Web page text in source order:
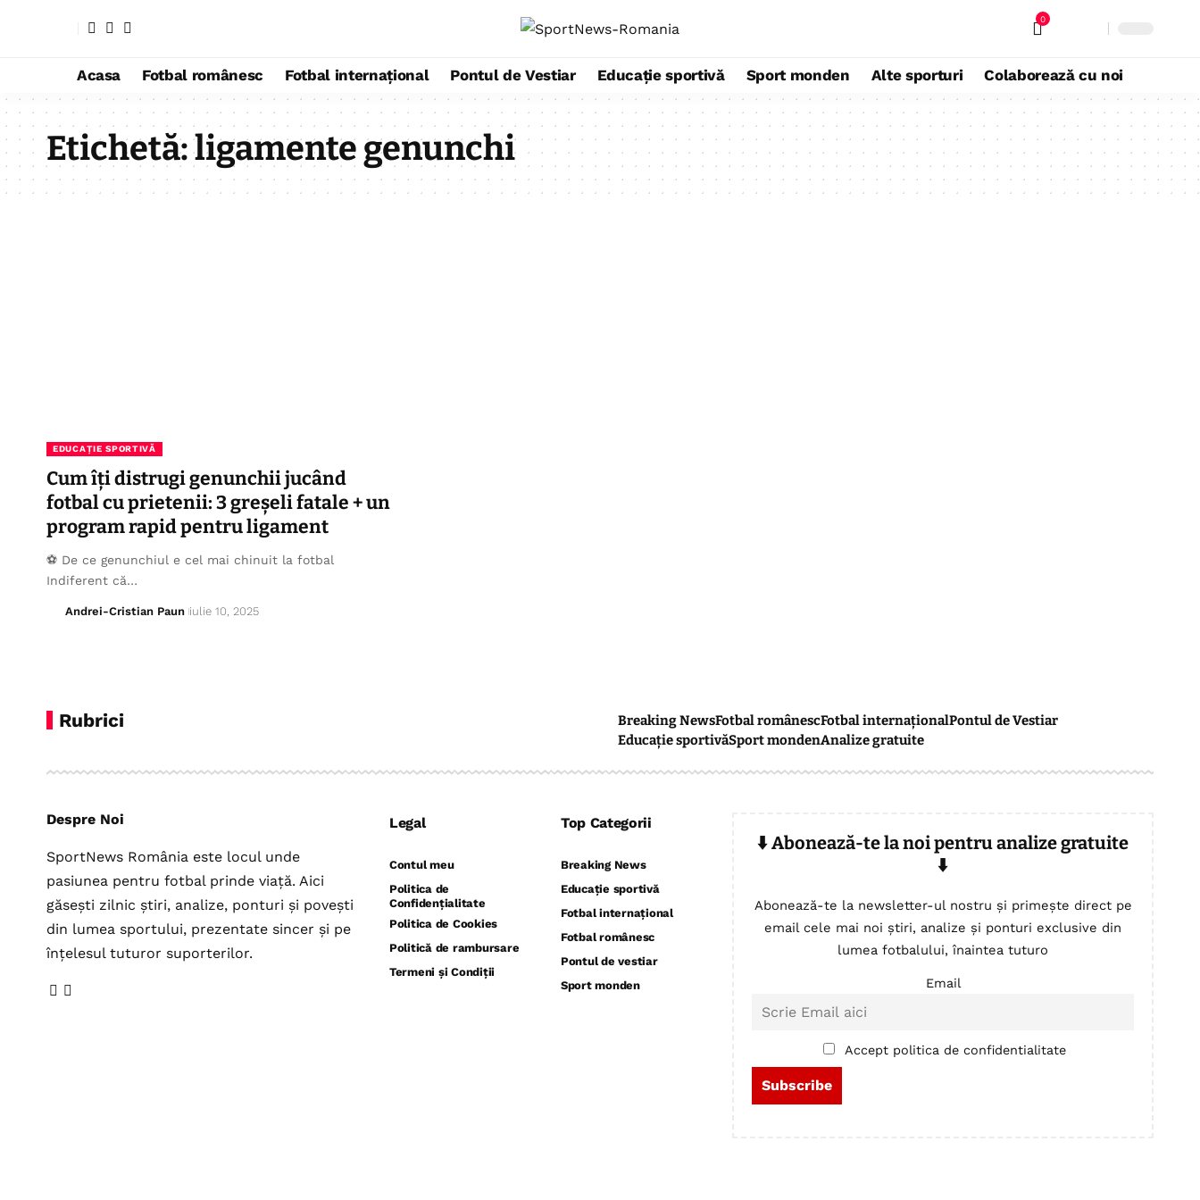
0
Acasa Fotbal românesc Fotbal internațional Pontul de Vestiar Educație sportivă Sport monden Alte sporturi Colaborează cu noi
Etichetă:ligamente genunchi
EDUCAȚIE SPORTIVĂ
Cum îți distrugi genunchii jucând
fotbal cu prietenii: 3 greșeli fatale + un
program rapid pentru ligament
⚽ De ce genunchiul e cel mai chinuit la fotbal
Indiferent că…
Andrei-Cristian Paun iulie 10, 2025
Rubrici Breaking NewsFotbal românescFotbal internaționalPontul de Vestiar
Educație sportivăSport mondenAnalize gratuite
Despre Noi
SportNews România este locul unde
pasiunea pentru fotbal prinde viață. Aici
găsești zilnic știri, analize, ponturi și povești
din lumea sportului, prezentate sincer și pe
înțelesul tuturor suporterilor.
Legal
Contul meu
Politica de
Confidențialitate
Politica de Cookies
Politică de rambursare
Termeni și Condiții
Top Categorii
Breaking News
Educație sportivă
Fotbal internațional
Fotbal românesc
Pontul de vestiar
Sport monden
⬇️ Abonează-te la noi pentru analize gratuite
⬇️
Abonează-te la newsletter-ul nostru și primește direct pe
email cele mai noi știri, analize și ponturi exclusive din
lumea fotbalului, înaintea tuturo
Email
Accept politica de confidentialitate